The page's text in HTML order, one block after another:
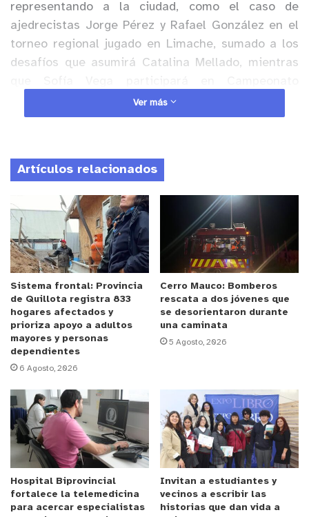
representando a la ciudad, como el caso de
ajedrecistas Jorge Pérez y Rafael González en el
torneo regional jugado en Limache, sumado a los
desafíos que asumirá Catalina Mellado, mientras
Selectivo Tenis de Mesa para la selección Nacional
Juvenil.
Las buenas noticias comenzaron con un Torneo
organizado por la Asociación Regional de Ajedrez
de la Región de Valparaíso Área V en la Granja
Aromática de Limache, recinto rodeado de
naturaleza en donde Jorge Pérez cumplió una
excelente participación, ya que en la clasificación
general obtuvo el cuarto puesto, enfrentando a
algunos de los mejores jugadores de la zona,
rendimiento que también le permitió lograr el
González compitió en la categoría menores 14
años, alcanzando el segundo puesto, ratificando
así ambos el fruto de su aprendizaje que han
adquirido a lo largo de estos últimos años.
Ver más
Artículos relacionados
Sistema frontal: Provincia
de Quillota registra 833
hogares afectados y
prioriza apoyo a adultos
mayores y personas
dependientes
6 Agosto, 2026
Cerro Mauco: Bomberos
rescata a dos jóvenes que
se desorientaron durante
una caminata
5 Agosto, 2026
Hospital Biprovincial
fortalece la telemedicina
para acercar especialistas
Invitan a estudiantes y
vecinos a escribir las
historias que dan vida a